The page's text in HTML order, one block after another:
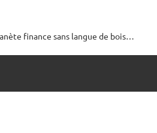
finance sans langue de bois…